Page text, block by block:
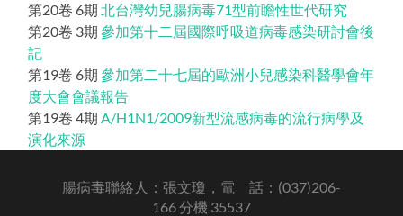
第20卷 6期北台灣幼兒腸病毒71型前瞻性世代研究
第20卷 3期參加第十二屆國際呼吸道病毒感染研討會後
記
第19卷 6期參加第二十七屆的歐洲小兒感染科醫學會年
度大會會議報告
第19卷 4期A/H1N1/2009新型流感病毒的流行病學及
演化來源
腸病毒聯絡人：張文瓊，電 話：(037)206-
166 分機 35537